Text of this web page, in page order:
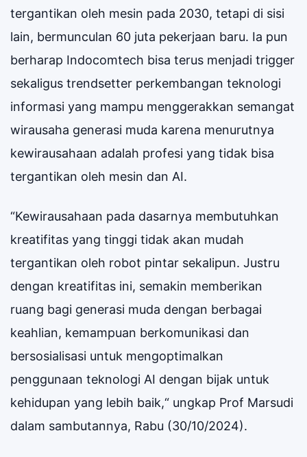
tergantikan oleh mesin pada 2030, tetapi di sisi
lain, bermunculan 60 juta pekerjaan baru. Ia pun
berharap Indocomtech bisa terus menjadi trigger
sekaligus trendsetter perkembangan teknologi
informasi yang mampu menggerakkan semangat
wirausaha generasi muda karena menurutnya
kewirausahaan adalah profesi yang tidak bisa
tergantikan oleh mesin dan AI.
“Kewirausahaan pada dasarnya membutuhkan
kreatifitas yang tinggi tidak akan mudah
tergantikan oleh robot pintar sekalipun. Justru
dengan kreatifitas ini, semakin memberikan
ruang bagi generasi muda dengan berbagai
keahlian, kemampuan berkomunikasi dan
bersosialisasi untuk mengoptimalkan
penggunaan teknologi AI dengan bijak untuk
kehidupan yang lebih baik,“ ungkap Prof Marsudi
dalam sambutannya, Rabu (30/10/2024).